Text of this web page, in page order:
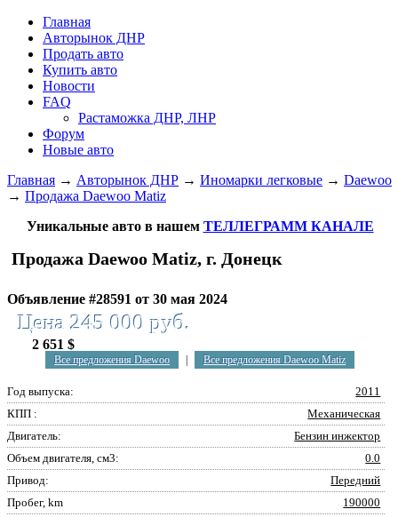
Главная
Авторынок ДНР
Продать авто
Купить авто
Новости
FAQ
Растаможка ДНР, ЛНР
Форум
Новые авто
Главная → Авторынок ДНР → Иномарки легковые → Daewoo
→ Продажа Daewoo Matiz
Уникальные авто в нашем ТЕЛЛЕГРАММ КАНАЛЕ
Продажа Daewoo Matiz, г. Донецк
Объявление #28591 от 30 мая 2024
Цена 245 000 руб.
2 651 $
Все предложения Daewoo Все предложения Daewoo Matiz
Год выпуска:
2011
КПП :
Механическая
Двигатель:
Бензин инжектор
Объем двигателя, см3:
0.0
Привод:
Передний
Пробег, km
190000